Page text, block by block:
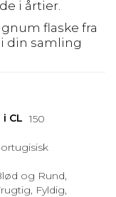
i årtier.
flaske fra
din samling
CL 150
og Rund,
Fyldig,